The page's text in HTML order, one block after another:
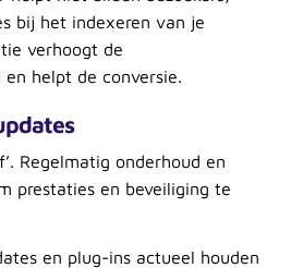
bij het indexeren van je
verhoogt de
helpt de conversie.
Regelmatig onderhoud en
prestaties en beveiliging te
en plug-ins actueel houden